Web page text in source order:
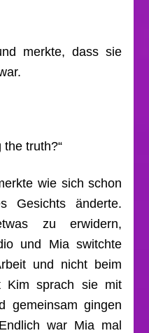
merkte, dass sie
truth?“
wie sich schon
Gesichts änderte.
zu erwidern,
und Mia switchte
und nicht beim
Kim sprach sie mit
gemeinsam gingen
war Mia mal